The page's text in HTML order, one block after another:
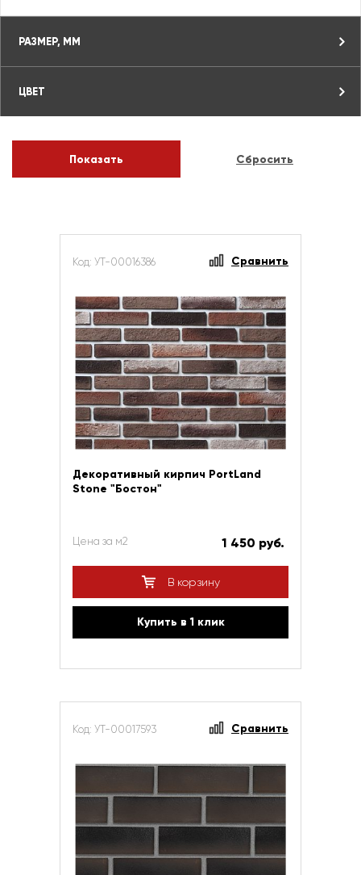
РАЗМЕР, ММ
ЦВЕТ
Код: УТ-00016386 Сравнить
Декоративный кирпич PortLand
Stone "Бостон"
Цена за м2 1 450 руб.
В корзину
Купить в 1 клик
Код: УТ-00017593 Сравнить